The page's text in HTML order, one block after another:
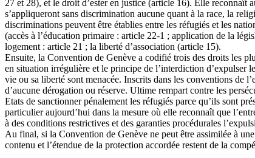
27 et 28), et le droit d’ester en justice (article 16). Elle
s’appliqueront sans discrimination aucune quant à la race, la
discriminations peuvent être établies entre les réfugiés et les
(accès à l’éducation primaire : article 22-1 ; application de la
logement : article 21 ; la liberté d’association (article 15).
Ensuite, la Convention de Genève a codifié trois des droits les
en situation irrégulière et le principe de l’interdiction d’expulser
vie ou sa liberté sont menacée. Inscrits dans les conventions de
d’aucune dérogation ou réserve. Ultime rempart contre les
Etats de sanctionner pénalement les réfugiés parce qu’ils sont
particulier aujourd’hui dans la mesure où elle reconnaît que
à des conditions restrictives et des garanties procédurales
Au final, si la Convention de Genève ne peut être assimilée à
contenu et l’étendue de la protection accordée restent de la